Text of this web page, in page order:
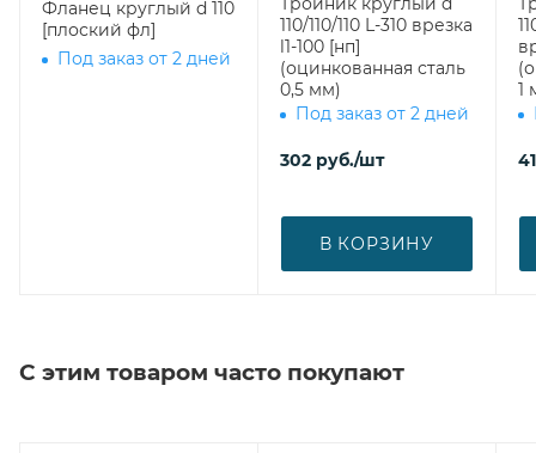
Фланец круглый d 110
[плоский фл]
Под заказ от 2 дней
110/110/110 L-310 врезка
l1-100 [нп]
(оцинкованная сталь
0,5 мм)
Под заказ от 2 дней
302 руб./шт
В КОРЗИНУ
1
С этим товаром часто покупают